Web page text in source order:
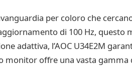
per coloro che
di 100 Hz,
adattiva, l’AOC U34E2M
monitor offre una vasta